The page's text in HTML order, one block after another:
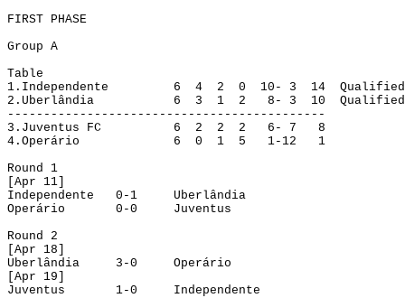
FIRST PHASE
Group A
Table
1.Independente
6 4 2 0 10- 3 14
Qualified
2.Uberlândia
6 3 1 2 8- 3 10
Qualified
--------------------------------------------
3. Juventus FC 6 2 2 2 6- 7
8
4. Operário 6 0 1 5 1-12
1
Round 1
Apr 11]
Independente
0-1
Uberlândia
Operário
0-0
Juventus
Round 2
Apr 18]
Uberlândia
3-0
Operário
Apr 19]
Juventus
1-0
Independente